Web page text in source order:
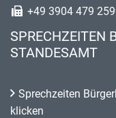
+49 3904 479
SPRECHZEITEN
STANDESAMT
Sprechzeiten
klicken